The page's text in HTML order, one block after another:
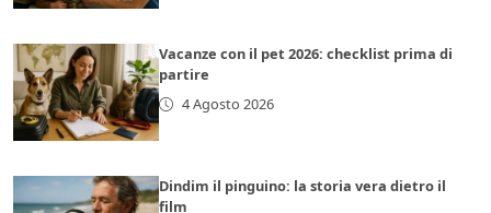
Vacanze con il pet 2026: checklist prima di
partire
4 Agosto 2026
Dindim il pinguino: la storia vera dietro il
film